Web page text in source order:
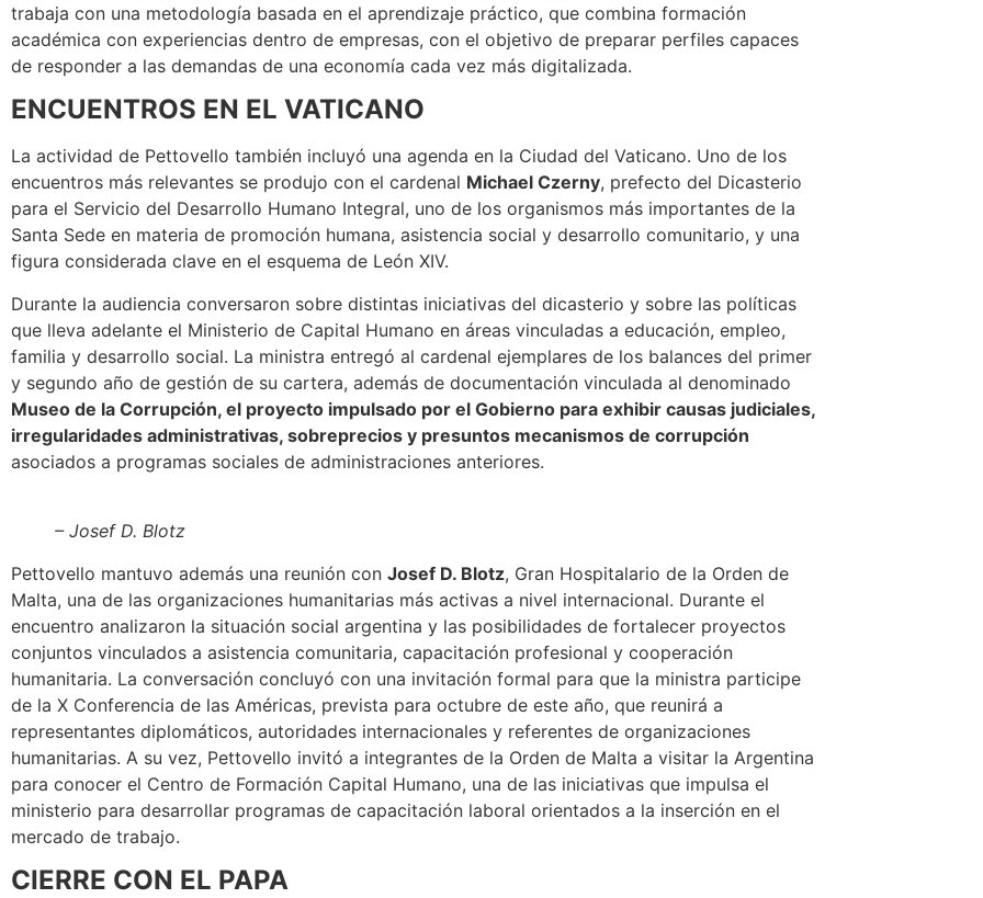
trabaja con una metodología basada en el aprendizaje práctico, que combina formación
académica con experiencias dentro de empresas, con el objetivo de preparar perfiles capaces
de responder a las demandas de una economía cada vez más digitalizada.
ENCUENTROS EN EL VATICANO
La actividad de Pettovello también incluyó una agenda en la Ciudad del Vaticano. Uno de los
encuentros más relevantes se produjo con el cardenal Michael Czerny, prefecto del Dicasterio
para el Servicio del Desarrollo Humano Integral, uno de los organismos más importantes de la
Santa Sede en materia de promoción humana, asistencia social y desarrollo comunitario, y una
figura considerada clave en el esquema de León XIV.
Durante la audiencia conversaron sobre distintas iniciativas del dicasterio y sobre las políticas
que lleva adelante el Ministerio de Capital Humano en áreas vinculadas a educación, empleo,
familia y desarrollo social. La ministra entregó al cardenal ejemplares de los balances del primer
y segundo año de gestión de su cartera, además de documentación vinculada al denominado
Museo de la Corrupción, el proyecto impulsado por el Gobierno para exhibir causas judiciales,
irregularidades administrativas, sobreprecios y presuntos mecanismos de corrupción
asociados a programas sociales de administraciones anteriores.
– Josef D. Blotz
Pettovello mantuvo además una reunión con Josef D. Blotz, Gran Hospitalario de la Orden de
Malta, una de las organizaciones humanitarias más activas a nivel internacional. Durante el
encuentro analizaron la situación social argentina y las posibilidades de fortalecer proyectos
conjuntos vinculados a asistencia comunitaria, capacitación profesional y cooperación
humanitaria. La conversación concluyó con una invitación formal para que la ministra participe
de la X Conferencia de las Américas, prevista para octubre de este año, que reunirá a
representantes diplomáticos, autoridades internacionales y referentes de organizaciones
humanitarias. A su vez, Pettovello invitó a integrantes de la Orden de Malta a visitar la Argentina
para conocer el Centro de Formación Capital Humano, una de las iniciativas que impulsa el
ministerio para desarrollar programas de capacitación laboral orientados a la inserción en el
mercado de trabajo.
CIERRE CON EL PAPA